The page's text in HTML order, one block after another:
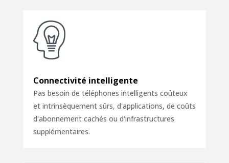
Connectivité intelligente
Pas besoin de téléphones intelligents coûteux
et intrinsèquement sûrs, d'applications, de coûts
d'abonnement cachés ou d'infrastructures
supplémentaires.